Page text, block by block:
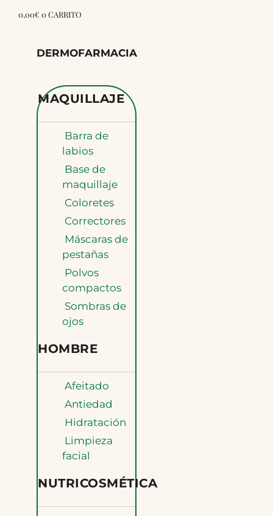
0,00€ 0 CARRITO
DERMOFARMACIA
MAQUILLAJE
Barra de
labios
Base de
maquillaje
Coloretes
Correctores
Máscaras de
pestañas
Polvos
compactos
Sombras de
ojos
HOMBRE
Afeitado
Antiedad
Hidratación
Limpieza
facial
NUTRICOSMÉTICA